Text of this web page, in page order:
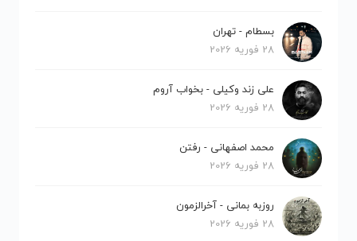
بسطام - تهران
28 فوریه 2026
علی زند وکیلی - بخواب آروم
28 فوریه 2026
محمد اصفهانی - رفتن
28 فوریه 2026
روزبه بمانی - آخرالزمون
28 فوریه 2026